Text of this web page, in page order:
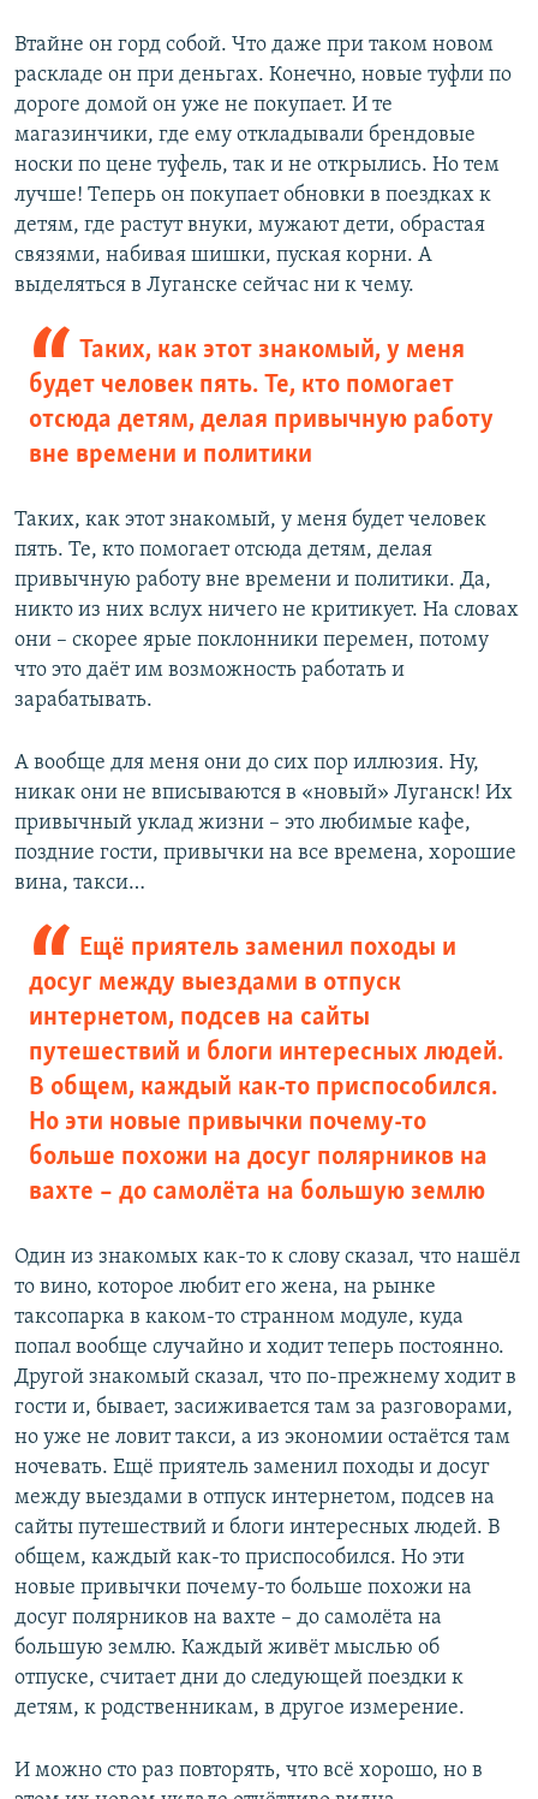
Втайне он горд собой. Что даже при таком новом
раскладе он при деньгах. Конечно, новые туфли по
дороге домой он уже не покупает. И те
магазинчики, где ему откладывали брендовые
носки по цене туфель, так и не открылись. Но тем
лучше! Теперь он покупает обновки в поездках к
детям, где растут внуки, мужают дети, обрастая
связями, набивая шишки, пуская корни. А
выделяться в Луганске сейчас ни к чему.
Таких, как этот знакомый, у меня
будет человек пять. Те, кто помогает
отсюда детям, делая привычную работу
вне времени и политики
Таких, как этот знакомый, у меня будет человек
пять. Те, кто помогает отсюда детям, делая
привычную работу вне времени и политики. Да,
никто из них вслух ничего не критикует. На словах
они – скорее ярые поклонники перемен, потому
что это даёт им возможность работать и
зарабатывать.
А вообще для меня они до сих пор иллюзия. Ну,
никак они не вписываются в «новый» Луганск! Их
привычный уклад жизни – это любимые кафе,
поздние гости, привычки на все времена, хорошие
вина, такси…
Ещё приятель заменил походы и
досуг между выездами в отпуск
интернетом, подсев на сайты
путешествий и блоги интересных людей.
В общем, каждый как-то приспособился.
Но эти новые привычки почему-то
больше похожи на досуг полярников на
вахте – до самолёта на большую землю
Один из знакомых как-то к слову сказал, что нашёл
то вино, которое любит его жена, на рынке
таксопарка в каком-то странном модуле, куда
попал вообще случайно и ходит теперь постоянно.
Другой знакомый сказал, что по-прежнему ходит в
гости и, бывает, засиживается там за разговорами,
но уже не ловит такси, а из экономии остаётся там
ночевать. Ещё приятель заменил походы и досуг
между выездами в отпуск интернетом, подсев на
сайты путешествий и блоги интересных людей. В
общем, каждый как-то приспособился. Но эти
новые привычки почему-то больше похожи на
досуг полярников на вахте – до самолёта на
большую землю. Каждый живёт мыслью об
отпуске, считает дни до следующей поездки к
детям, к родственникам, в другое измерение.
И можно сто раз повторять, что всё хорошо, но в